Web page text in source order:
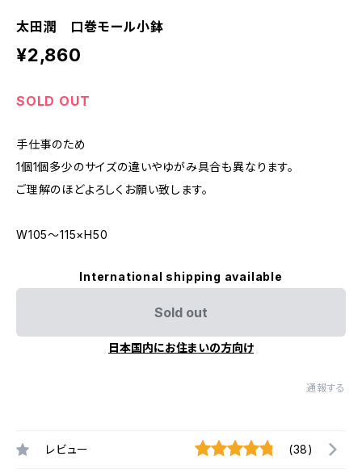
太田潤 口巻モール小鉢
¥2,860
SOLD OUT
手仕事のため
1個1個多少のサイズの違いやゆがみ具合も異なります。
ご理解のほどよろしくお願い致します。
W105～115×H50
International shipping available
Sold out
日本国内にお住まいの方向け
通報する
レビュー (38)